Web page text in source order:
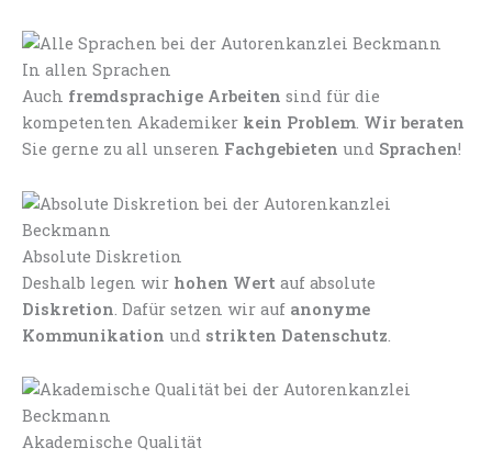
In allen Sprachen
Auch fremdsprachige Arbeiten sind für die
kompetenten Akademiker kein Problem. Wir beraten
Sie gerne zu all unseren Fachgebieten und Sprachen!
Absolute Diskretion
Deshalb legen wir hohen Wert auf absolute
Diskretion. Dafür setzen wir auf anonyme
Kommunikation und strikten Datenschutz.
Akademische Qualität